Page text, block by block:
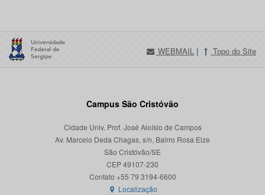
WEBMAIL | Topo do Site
Campus São Cristóvão
Cidade Univ. Prof. José Aloísio de Campos
Av. Marcelo Deda Chagas, s/n, Bairro Rosa Elze
São Cristóvão/SE
CEP 49107-230
Localização